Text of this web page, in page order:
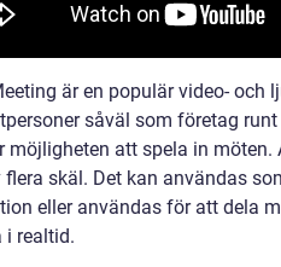
är en populär video-
såväl som företag
möjligheten att spela in
flera skäl. Det kan användas
eller användas för att dela
i realtid.